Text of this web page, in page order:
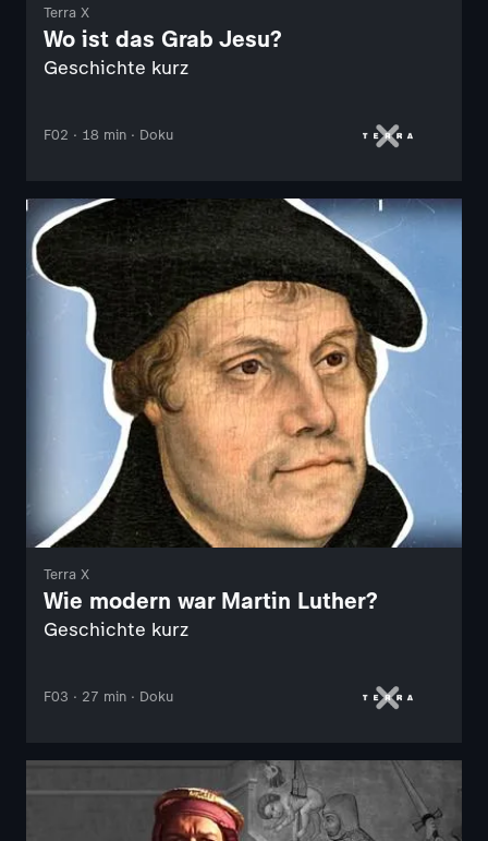
Terra X
Wo ist das Grab Jesu?
Geschichte kurz
F02 · 18 min · Doku
Terra X
Wie modern war Martin Luther?
Geschichte kurz
F03 · 27 min · Doku